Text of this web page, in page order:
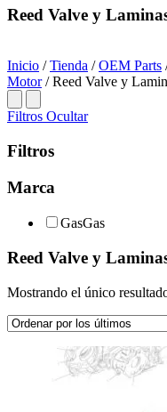
Reed Valve y
Inicio /Tienda /OEM Parts
Motor/ Reed Valve y
Filtros Ocultar
Filtros
Marca
GasGas
Reed Valve y
Mostrando el único